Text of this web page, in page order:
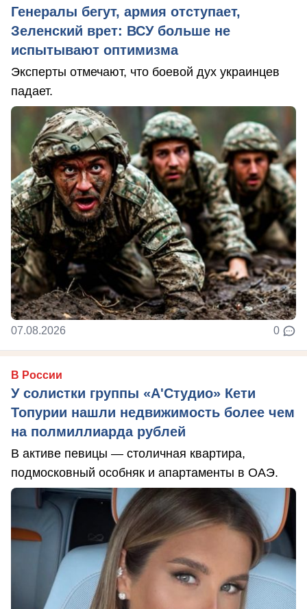
Генералы бегут, армия отступает,
Зеленский врет: ВСУ больше не
испытывают оптимизма
Эксперты отмечают, что боевой дух украинцев
падает.
07.08.2026 0
В России
У солистки группы «А'Студио» Кети
Топурии нашли недвижимость более чем
на полмиллиарда рублей
В активе певицы — столичная квартира,
подмосковный особняк и апартаменты в ОАЭ.